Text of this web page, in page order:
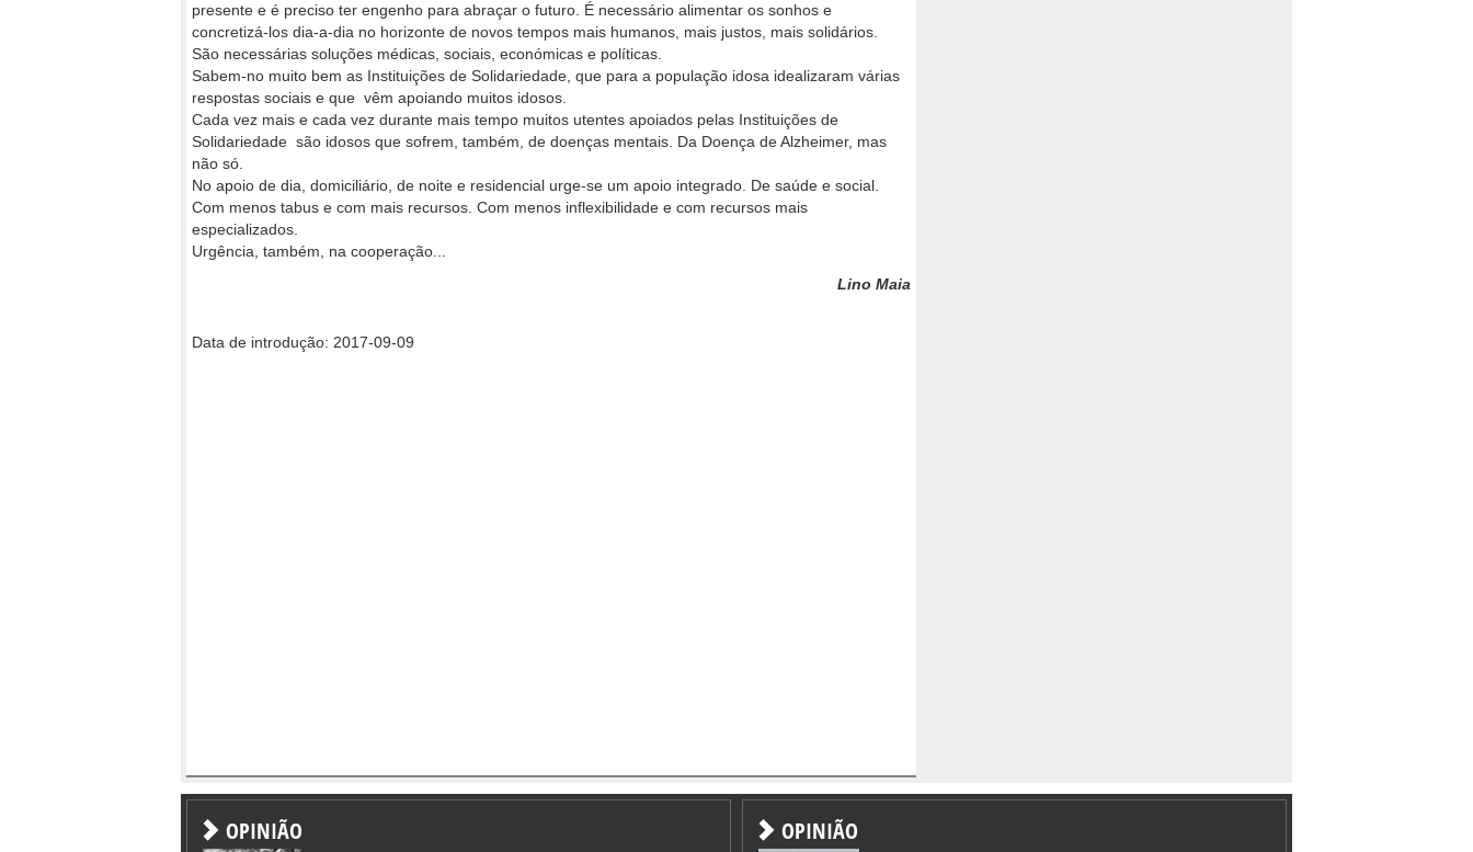
presente e é preciso ter engenho para abraçar o futuro. É necessário alimentar os sonhos e
concretizá-los dia-a-dia no horizonte de novos tempos mais humanos, mais justos, mais solidários.
São necessárias soluções médicas, sociais, económicas e políticas.
Sabem-no muito bem as Instituições de Solidariedade, que para a população idosa idealizaram várias
respostas sociais e que vêm apoiando muitos idosos.
Cada vez mais e cada vez durante mais tempo muitos utentes apoiados pelas Instituições de
Solidariedade são idosos que sofrem, também, de doenças mentais. Da Doença de Alzheimer, mas
não só.
No apoio de dia, domiciliário, de noite e residencial urge-se um apoio integrado. De saúde e social.
Com menos tabus e com mais recursos. Com menos inflexibilidade e com recursos mais
especializados.
Urgência, também, na cooperação...
Lino Maia
Data de introdução: 2017-09-09
OPINIÃO OPINIÃO